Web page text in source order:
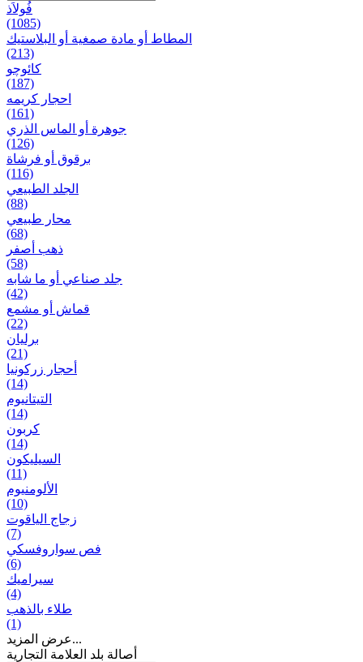
فُولاَذ
(1085)
المطاط أو مادة صمغية أو البلاستيك
(213)
کائوچو
(187)
احجار کریمه
(161)
جوهرة أو الماس الذري
(126)
برقوق أو فرشاة
(116)
الجلد الطبيعي
(88)
محار طبيعي
(68)
ذهب أصفر
(58)
جلد صناعي أو ما شابه
(42)
قماش أو مشمع
(22)
برلیان
(21)
أحجار زركونيا
(14)
التيتانيوم
(14)
كربون
(14)
السيليكون
(11)
الألومنيوم
(10)
زجاج الياقوت
(7)
فص سواروفسكي
(6)
سيراميك
(4)
طلاء بالذهب
(1)
عرض المزيد...
أصالة بلد العلامة التجارية